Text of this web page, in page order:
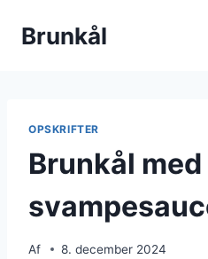
Brunkål
OPSKRIFTER
Brunkål
Af 8. december 2024